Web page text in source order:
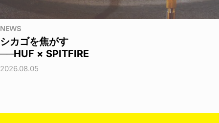
NEWS
シカゴを焦がす
──HUF × SPITFIRE
2026.08.05